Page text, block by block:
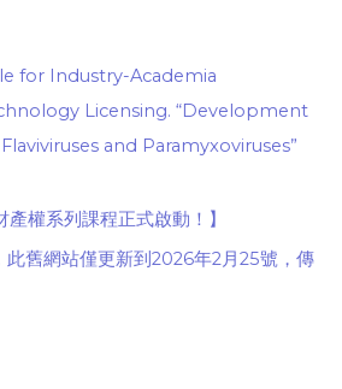
for Industry-Academia
Licensing. “Development
and Paramyxoviruses”
產權系列課程正式啟動！】
此舊網站僅更新到2026年2月25號，傳